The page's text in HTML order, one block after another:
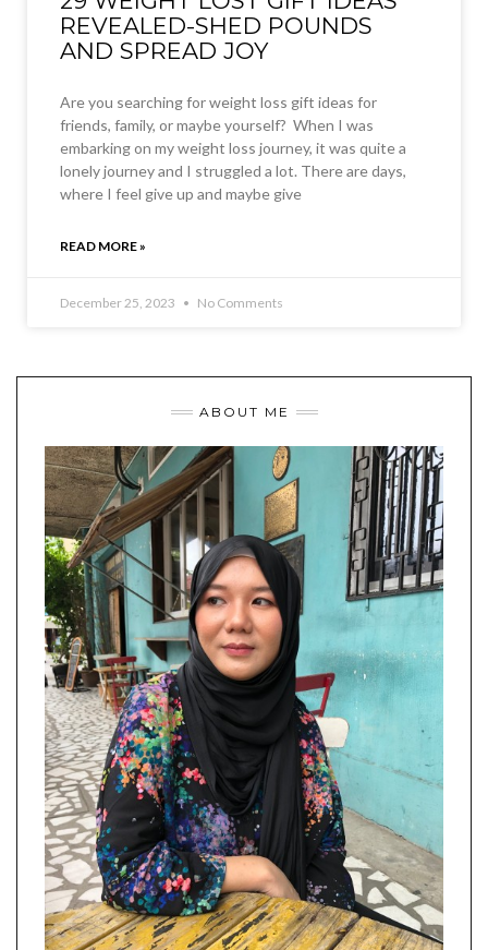
REVEALED-SHED POUNDS
AND SPREAD JOY
Are you searching for weight loss gift ideas for
friends, family, or maybe yourself? When I was
embarking on my weight loss journey, it was quite a
lonely journey and I struggled a lot. There are days,
where I feel give up and maybe give
READ MORE »
December 25, 2023 No Comments
ABOUT ME